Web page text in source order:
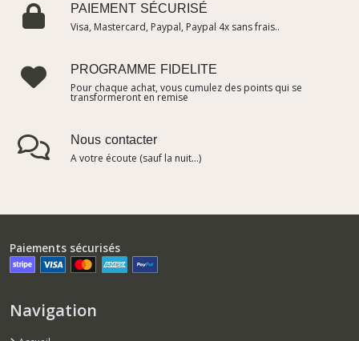
PAIEMENT SÉCURISÉ
Visa, Mastercard, Paypal, Paypal 4x sans frais..
PROGRAMME FIDELITE
Pour chaque achat, vous cumulez des points qui se
transformeront en remise
Nous contacter
A votre écoute (sauf la nuit...)
Paiements sécurisés
Navigation